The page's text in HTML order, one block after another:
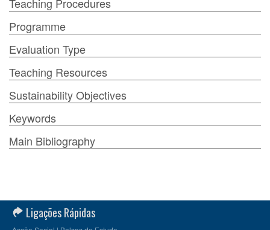
Programme
Evaluation Type
Teaching Resources
Sustainability Objectives
Keywords
Main Bibliography
Ligações Rápidas